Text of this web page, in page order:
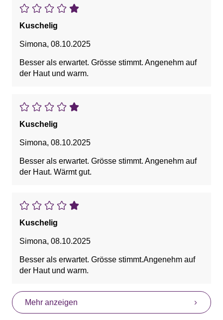
Kuschelig
Simona, 08.10.2025
Besser als erwartet. Grösse stimmt. Angenehm auf
der Haut und warm.
Kuschelig
Simona, 08.10.2025
Besser als erwartet. Grösse stimmt. Angenehm auf
der Haut. Wärmt gut.
Kuschelig
Simona, 08.10.2025
Besser als erwartet. Grösse stimmt.Angenehm auf
der Haut und warm.
Mehr anzeigen